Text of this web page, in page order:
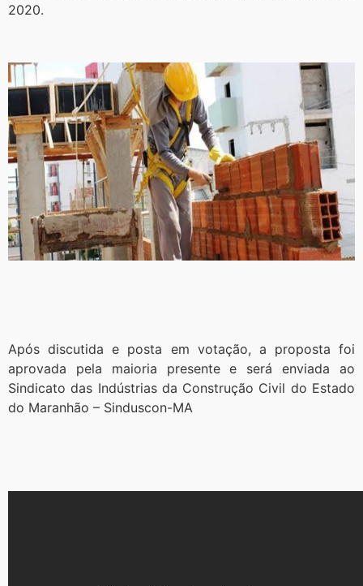
2020.
Após discutida e posta em votação, a proposta foi
aprovada pela maioria presente e será enviada ao
Sindicato das Indústrias da Construção Civil do Estado
do Maranhão – Sinduscon-MA